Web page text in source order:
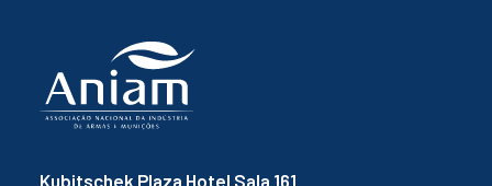
Kubitschek Plaza Hotel Sala 161